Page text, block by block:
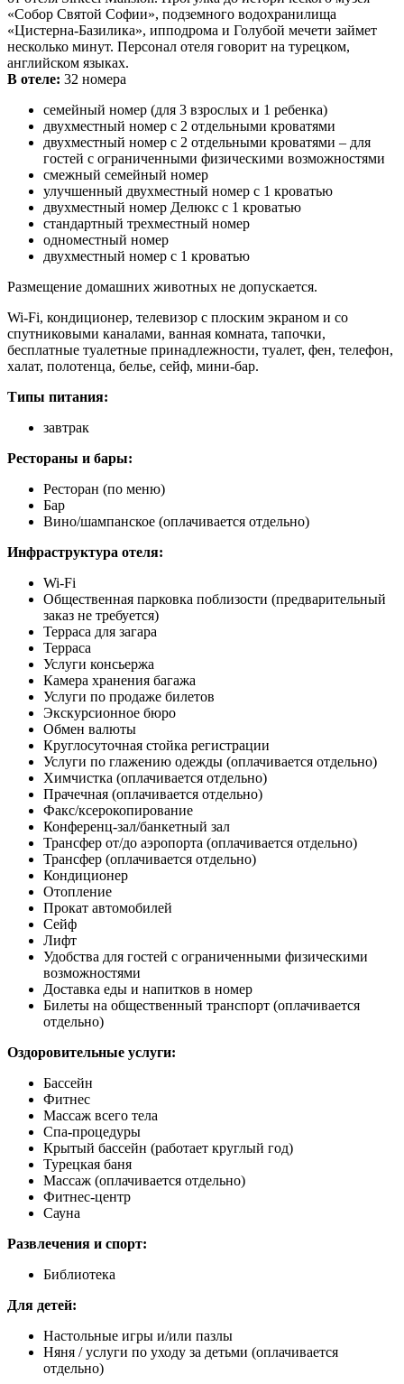
«Собор Святой Софии», подземного водохранилища
«Цистерна-Базилика», ипподрома и Голубой мечети займет
несколько минут. Персонал отеля говорит на турецком,
английском языках.
В отеле: 32 номера
семейный номер (для 3 взрослых и 1 ребенка)
двухместный номер с 2 отдельными кроватями
двухместный номер с 2 отдельными кроватями – для
гостей с ограниченными физическими возможностями
смежный семейный номер
улучшенный двухместный номер с 1 кроватью
двухместный номер Делюкс с 1 кроватью
стандартный трехместный номер
одноместный номер
двухместный номер с 1 кроватью
Размещение домашних животных не допускается.
Wi-Fi, кондиционер, телевизор с плоским экраном и со
спутниковыми каналами, ванная комната, тапочки,
бесплатные туалетные принадлежности, туалет, фен, телефон,
халат, полотенца, белье, сейф, мини-бар.
Типы питания:
завтрак
Рестораны и бары:
Ресторан (по меню)
Бар
Вино/шампанское (оплачивается отдельно)
Инфраструктура отеля:
Wi-Fi
Общественная парковка поблизости (предварительный
заказ не требуется)
Терраса для загара
Терраса
Услуги консьержа
Камера хранения багажа
Услуги по продаже билетов
Экскурсионное бюро
Обмен валюты
Круглосуточная стойка регистрации
Услуги по глажению одежды (оплачивается отдельно)
Химчистка (оплачивается отдельно)
Прачечная (оплачивается отдельно)
Факс/ксерокопирование
Конференц-зал/банкетный зал
Трансфер от/до аэропорта (оплачивается отдельно)
Трансфер (оплачивается отдельно)
Кондиционер
Отопление
Прокат автомобилей
Сейф
Лифт
Удобства для гостей с ограниченными физическими
возможностями
Доставка еды и напитков в номер
Билеты на общественный транспорт (оплачивается
отдельно)
Оздоровительные услуги:
Бассейн
Фитнес
Массаж всего тела
Спа-процедуры
Крытый бассейн (работает круглый год)
Турецкая баня
Массаж (оплачивается отдельно)
Фитнес-центр
Сауна
Развлечения и спорт:
Библиотека
Для детей:
Настольные игры и/или пазлы
Няня / услуги по уходу за детьми (оплачивается
отдельно)